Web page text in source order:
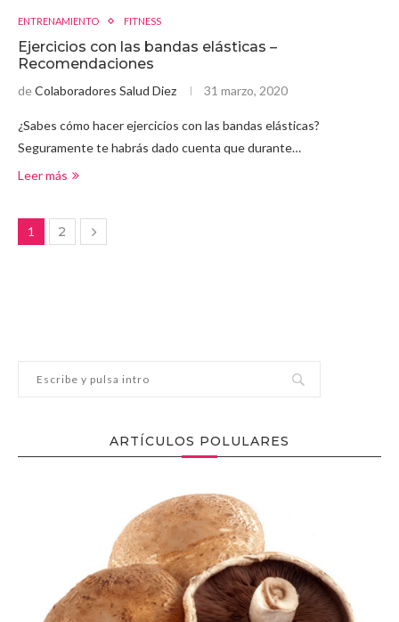
ENTRENAMIENTO FITNESS
Ejercicios con las bandas elásticas –
Recomendaciones
deColaboradores Salud Diez 31 marzo, 2020
¿Sabes cómo hacer ejercicios con las bandas elásticas?
Seguramente te habrás dado cuenta que durante…
Leer más
1 2
ARTÍCULOS POLULARES